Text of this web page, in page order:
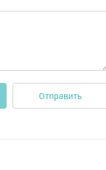
Отправить